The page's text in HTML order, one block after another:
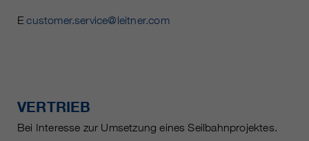
Ecustomer.service@leitner.com
VERTRIEB
Bei Interesse zur Umsetzung eines Seilbahnprojektes.